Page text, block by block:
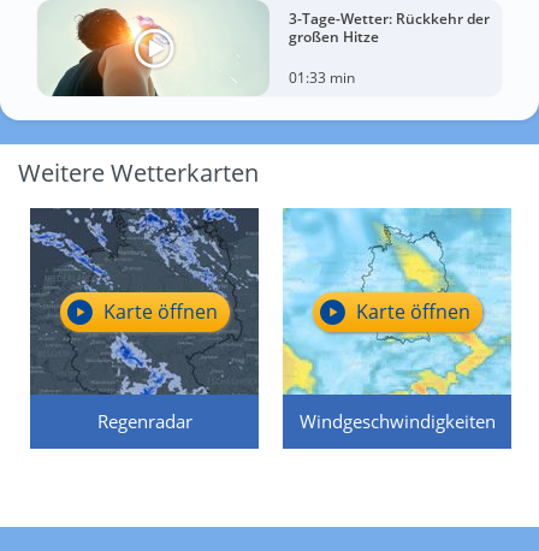
3-Tage-Wetter: Rückkehr der
großen Hitze
01:33 min
Weitere Wetterkarten
Regenradar
Karte öffnen
Windgeschwindigkeiten
Karte öffnen